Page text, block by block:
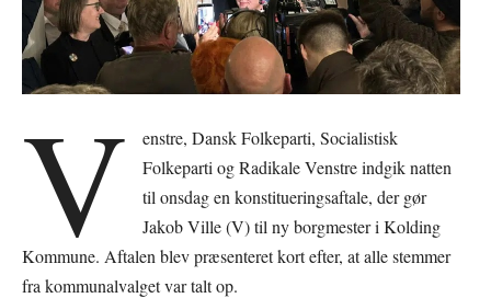
V
enstre, Dansk Folkeparti, Socialistisk
Folkeparti og Radikale Venstre indgik natten
til onsdag en konstitueringsaftale, der gør
Jakob Ville (V) til ny borgmester i Kolding
Kommune. Aftalen blev præsenteret kort efter, at alle stemmer
fra kommunalvalget var talt op.